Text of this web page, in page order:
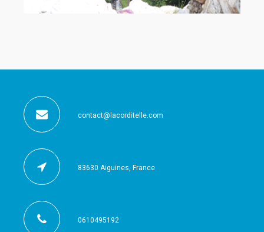
contact@lacorditelle.com
83630 Aiguines, France
0610495192